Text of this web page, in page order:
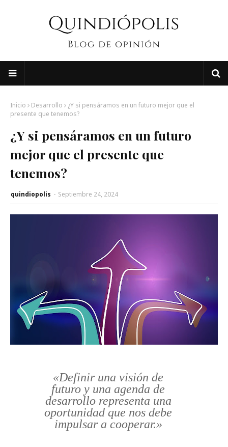
Inicio Desarrollo
¿Y si pensáramos en un futuro mejor que el
presente que tenemos?
¿Y si pensáramos en un futuro
mejor que el presente que
tenemos?
quindiopolis - Septiembre 24, 2024
«Definir una visión de
futuro y una agenda de
desarrollo representa una
oportunidad que nos debe
impulsar a cooperar.»